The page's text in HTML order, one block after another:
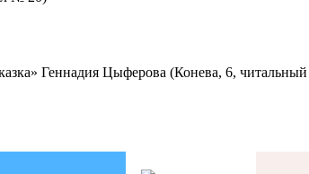
Геннадия Цыферова (Конева, 6, читальный